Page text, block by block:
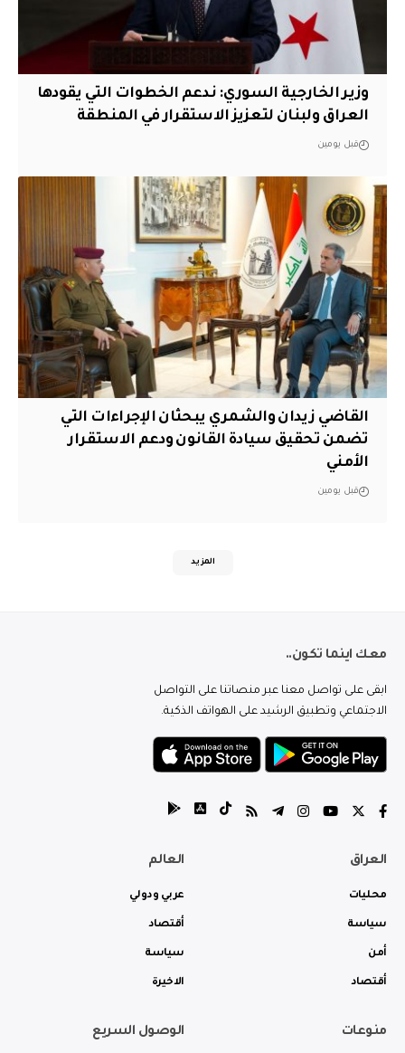
وزير الخارجية السوري: ندعم الخطوات التي يقودها
العراق ولبنان لتعزيز الاستقرار في المنطقة
قبل يومين
القاضي زيدان والشمري يبحثان الإجراءات التي
تضمن تحقيق سيادة القانون ودعم الاستقرار
الأمني
قبل يومين
المزيد
معك اينما تكون..
ابقى على تواصل معنا عبر منصاتنا على التواصل
الاجتماعي وتطبيق الرشيد على الهواتف الذكية.
العراق
محليات
سياسة
أمن
أقتصاد
العالم
عربي ودولي
أقتصاد
سياسة
الاخيرة
منوعات الوصول السريع